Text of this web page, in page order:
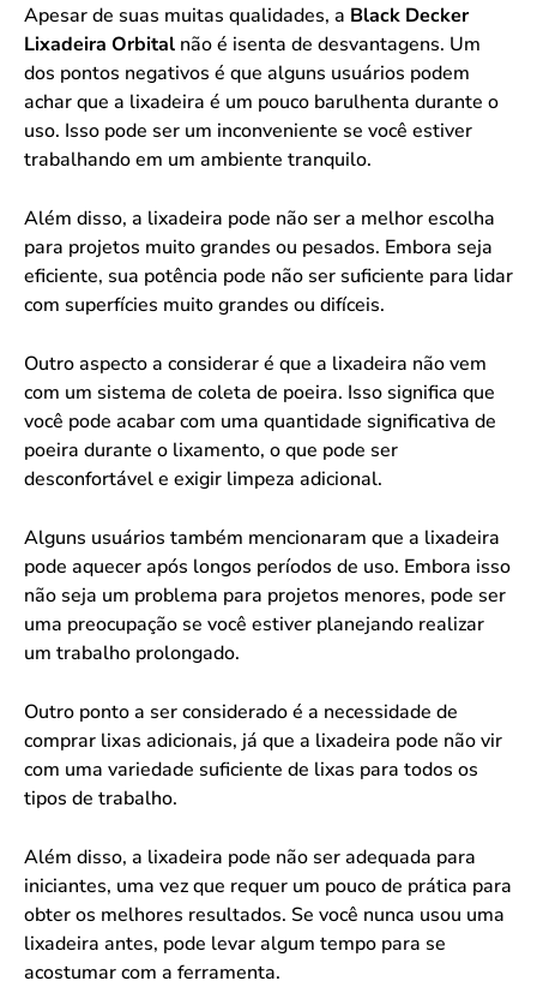
Apesar de suas muitas qualidades, a Black Decker
Lixadeira Orbital não é isenta de desvantagens. Um
dos pontos negativos é que alguns usuários podem
achar que a lixadeira é um pouco barulhenta durante o
uso. Isso pode ser um inconveniente se você estiver
trabalhando em um ambiente tranquilo.
Além disso, a lixadeira pode não ser a melhor escolha
para projetos muito grandes ou pesados. Embora seja
eficiente, sua potência pode não ser suficiente para lidar
com superfícies muito grandes ou difíceis.
Outro aspecto a considerar é que a lixadeira não vem
com um sistema de coleta de poeira. Isso significa que
você pode acabar com uma quantidade significativa de
poeira durante o lixamento, o que pode ser
desconfortável e exigir limpeza adicional.
Alguns usuários também mencionaram que a lixadeira
pode aquecer após longos períodos de uso. Embora isso
não seja um problema para projetos menores, pode ser
uma preocupação se você estiver planejando realizar
um trabalho prolongado.
Outro ponto a ser considerado é a necessidade de
comprar lixas adicionais, já que a lixadeira pode não vir
com uma variedade suficiente de lixas para todos os
tipos de trabalho.
Além disso, a lixadeira pode não ser adequada para
iniciantes, uma vez que requer um pouco de prática para
obter os melhores resultados. Se você nunca usou uma
lixadeira antes, pode levar algum tempo para se
acostumar com a ferramenta.